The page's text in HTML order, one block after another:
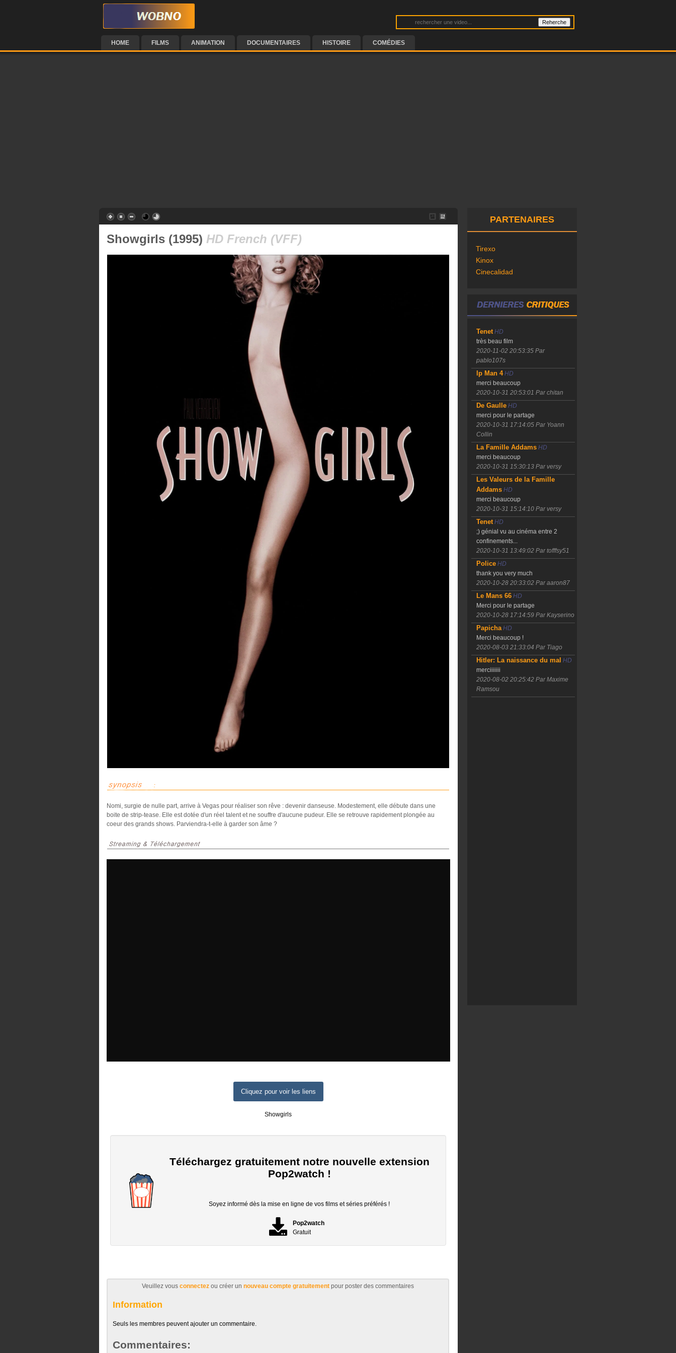
HOME FILMS ANIMATION DOCUMENTAIRES HISTOIRE COMÉDIES
Showgirls (1995) HD French (VFF)
Nomi, surgie de nulle part, arrive à Vegas pour réaliser son rêve : devenir danseuse. Modestement, elle débute dans une
boite de strip-tease. Elle est dotée d'un réel talent et ne souffre d'aucune pudeur. Elle se retrouve rapidement plongée au
coeur des grands shows. Parviendra-t-elle à garder son âme ?
Cliquez pour voir les liens
Showgirls
Téléchargez gratuitement notre nouvelle extension
Pop2watch !
Soyez informé dès la mise en ligne de vos films et séries préférés !
Pop2watch
Gratuit
Veuillez vous connectez ou créer un nouveau compte gratuitement pour poster des commentaires
Information
Seuls les membres peuvent ajouter un commentaire.
Commentaires:
PARTENAIRES
Tirexo
Kinox
Cinecalidad
TenetHD
très beau film
2020-11-02 20:53:35 Par
pablo107s
Ip Man 4HD
merci beaucoup
2020-10-31 20:53:01 Par chitan
De GaulleHD
merci pour le partage
2020-10-31 17:14:05 Par Yoann
Collin
La Famille AddamsHD
merci beaucoup
2020-10-31 15:30:13 Par versy
Les Valeurs de la Famille
AddamsHD
merci beaucoup
2020-10-31 15:14:10 Par versy
TenetHD
;) génial vu au cinéma entre 2
confinements...
2020-10-31 13:49:02 Par tofffsy51
PoliceHD
thank you very much
2020-10-28 20:33:02 Par aaron87
Le Mans 66HD
Merci pour le partage
2020-10-28 17:14:59 Par Kayserino
PapichaHD
Merci beaucoup !
2020-08-03 21:33:04 Par Tiago
Hitler: La naissance du mal HD
merciiiiiii
2020-08-02 20:25:42 Par Maxime
Ramsou